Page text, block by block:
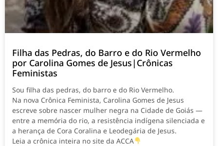
Filha das Pedras, do Barro e do Rio Vermelho
por Carolina Gomes de Jesus|Crônicas
Feministas
Sou filha das pedras, do barro e do Rio Vermelho.
Na nova Crônica Feminista, Carolina Gomes de Jesus
escreve sobre nascer mulher negra na Cidade de Goiás —
entre a memória do rio, a resistência indígena silenciada e
a herança de Cora Coralina e Leodegária de Jesus.
Leia a crônica inteira no site da ACCA